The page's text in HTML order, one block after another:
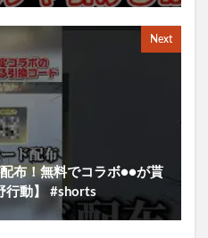
Next
布！無料でコラボ●●が貰
行動】 #shorts